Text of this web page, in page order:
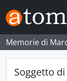
Skip to main content
Memorie di
Soggetto di